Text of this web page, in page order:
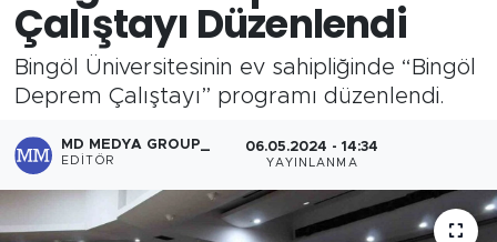
Çalıştayı Düzenlendi
Bingöl Üniversitesinin ev sahipliğinde “Bingöl
Deprem Çalıştayı” programı düzenlendi.
MD MEDYA GROUP_
EDITÖR
06.05.2024 - 14:34
YAYINLANMA
Karlıova
Adaklı-Kiğı
Yayladere-Yedisu
MD Prestij Dergisi
Süper Lig Puan Durumu ve Fikstür
Tüm Manşetler
Son Dakika Haberleri
Haber Arşivi